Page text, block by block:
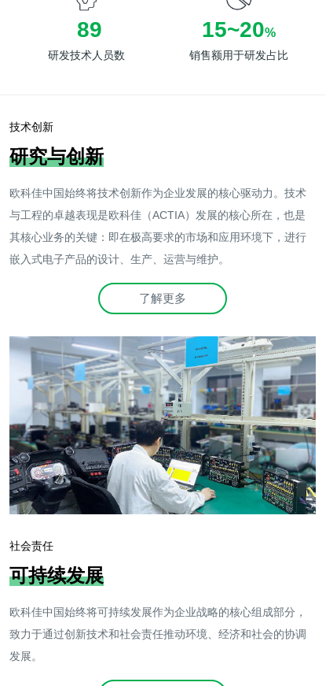
90
研发技术人员数
15~20%
销售额用于研发占比
技术创新
研究与创新
欧科佳中国始终将技术创新作为企业发展的核心驱动力。技术
与工程的卓越表现是欧科佳（ACTIA）发展的核心所在，也是
其核心业务的关键：即在极高要求的市场和应用环境下，进行
嵌入式电子产品的设计、生产、运营与维护。
了解更多
社会责任
可持续发展
欧科佳中国始终将可持续发展作为企业战略的核心组成部分，
致力于通过创新技术和社会责任推动环境、经济和社会的协调
发展。